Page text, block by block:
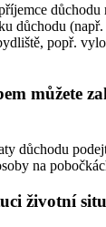
důchodu
důchodu
popř.
můžete
důchodu
na
životní